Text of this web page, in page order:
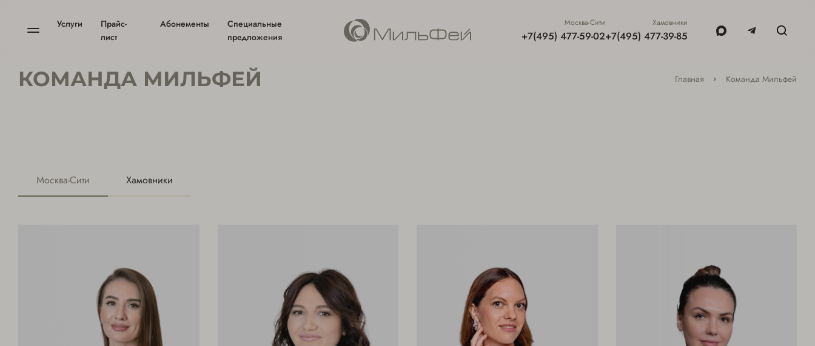
Услуги
Прайс-
лист
Абонементы
Специальные
предложения
Москва-Сити
+7(495) 477-59-02
Хамовники
+7(495) 477-39-85
КОМАНДА МИЛЬФЕЙ Главная Команда Мильфей
Москва-Сити Хамовники